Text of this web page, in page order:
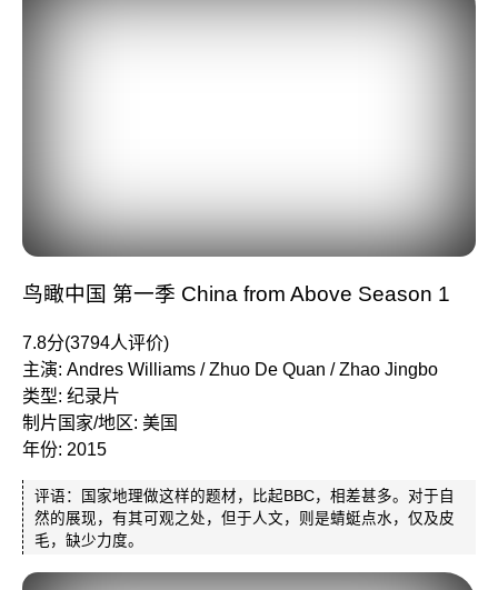
鸟瞰中国 第一季 China from Above Season 1
7.8分(3794人评价)
主演: Andres Williams / Zhuo De Quan / Zhao Jingbo
类型: 纪录片
制片国家/地区: 美国
年份: 2015
评语：国家地理做这样的题材，比起BBC，相差甚多。对于自
然的展现，有其可观之处，但于人文，则是蜻蜓点水，仅及皮
毛，缺少力度。